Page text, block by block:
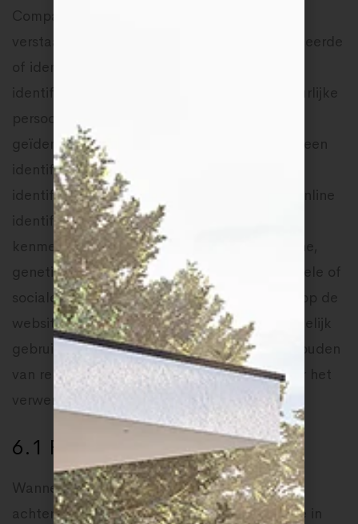
Company. Onder persoonsgegevens worden
verstaan: alle informatie over een geïdentificeerde
of identificeerbare natuurlijke persoon; als
identificeerbaar wordt beschouwd een natuurlijke
persoon die direct of indirect kan worden
geïdentificeerd, met name aan de hand van een
identificator zoals een naam, een
identificatienummer, locatiegegevens, een online
identificator of een of meer elementen die
kenmerkend zijn voor de fysieke, fysiologische,
genetische, psychische, economische, culturele of
sociale identiteit. De persoonsgegevens die op de
website worden verzameld worden hoofdzakelijk
gebruikt door de beheerder voor het onderhouden
van relaties met u en indien aan de orde voor het
verwerken van uw bestellingen.
6.1 Reacties
Wanneer bezoekers commentaar op de site
achterlaten, verzamelen we de gegevens die in